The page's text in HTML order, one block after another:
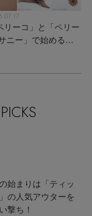
リーコ」と「ペリー
ニー」で始める秋
始まりは「ティッ
の人気アウターを
撃ち！